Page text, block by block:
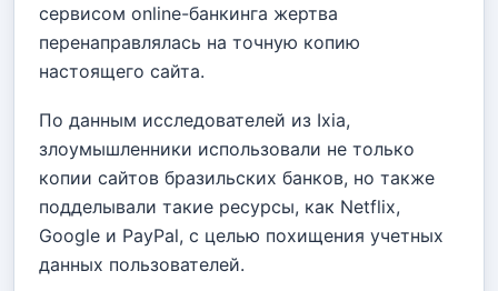
сервисом online-банкинга жертва
перенаправлялась на точную копию
настоящего сайта.
По данным исследователей из Ixia,
злоумышленники использовали не только
копии сайтов бразильских банков, но также
подделывали такие ресурсы, как Netflix,
Google и PayPal, с целью похищения учетных
данных пользователей.